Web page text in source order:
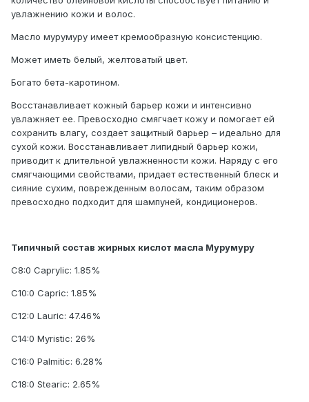
увлажнению кожи и волос.
Масло мурумуру имеет кремообразную консистенцию.
Может иметь белый, желтоватый цвет.
Богато бета-каротином.
Восстанавливает кожный барьер кожи и интенсивно
увлажняет ее. Превосходно смягчает кожу и помогает ей
сохранить влагу, создает защитный барьер – идеально для
сухой кожи. Восстанавливает липидный барьер кожи,
приводит к длительной увлажненности кожи. Наряду с его
смягчающими свойствами, придает естественный блеск и
сияние сухим, поврежденным волосам, таким образом
превосходно подходит для шампуней, кондиционеров.
Типичный состав жирных кислот масла Мурумуру
C8:0 Caprylic: 1.85%
C10:0 Capric: 1.85%
C12:0 Lauric: 47.46%
C14:0 Myristic: 26%
C16:0 Palmitic: 6.28%
C18:0 Stearic: 2.65%